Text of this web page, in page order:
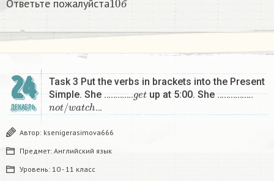
Ответьте пожалуйста
б
24
ДЕКАБРЬ
Task 3 Put the verbs in brackets into the Present
Simple. She ………….g etup at 5:00. She …………….
not/w atch…
Автор: ksenigerasimova666
Предмет: Английский язык
Уровень: 10 - 11 класс